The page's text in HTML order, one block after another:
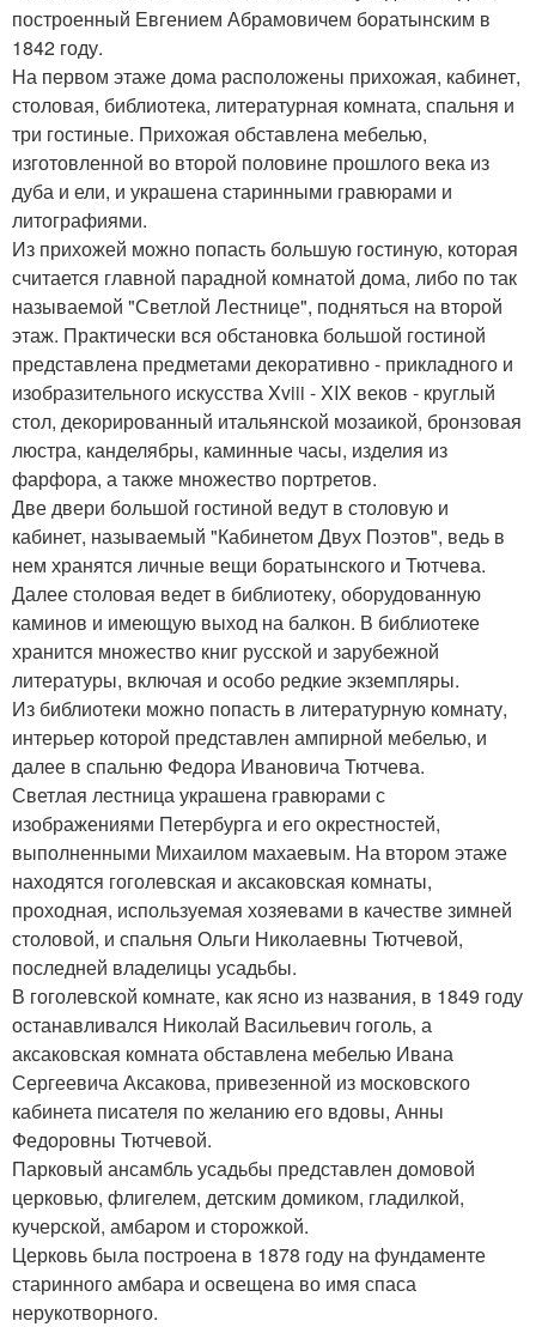
построенный Евгением Абрамовичем боратынским в
1842 году.
На первом этаже дома расположены прихожая, кабинет,
столовая, библиотека, литературная комната, спальня и
три гостиные. Прихожая обставлена мебелью,
изготовленной во второй половине прошлого века из
дуба и ели, и украшена старинными гравюрами и
литографиями.
Из прихожей можно попасть большую гостиную, которая
считается главной парадной комнатой дома, либо по так
называемой "Светлой Лестнице", подняться на второй
этаж. Практически вся обстановка большой гостиной
представлена предметами декоративно - прикладного и
изобразительного искусства Xviii - XIX веков - круглый
стол, декорированный итальянской мозаикой, бронзовая
люстра, канделябры, каминные часы, изделия из
фарфора, а также множество портретов.
Две двери большой гостиной ведут в столовую и
кабинет, называемый "Кабинетом Двух Поэтов", ведь в
нем хранятся личные вещи боратынского и Тютчева.
Далее столовая ведет в библиотеку, оборудованную
каминов и имеющую выход на балкон. В библиотеке
хранится множество книг русской и зарубежной
литературы, включая и особо редкие экземпляры.
Из библиотеки можно попасть в литературную комнату,
интерьер которой представлен ампирной мебелью, и
далее в спальню Федора Ивановича Тютчева.
Светлая лестница украшена гравюрами с
изображениями Петербурга и его окрестностей,
выполненными Михаилом махаевым. На втором этаже
находятся гоголевская и аксаковская комнаты,
проходная, используемая хозяевами в качестве зимней
столовой, и спальня Ольги Николаевны Тютчевой,
последней владелицы усадьбы.
В гоголевской комнате, как ясно из названия, в 1849 году
останавливался Николай Васильевич гоголь, а
аксаковская комната обставлена мебелью Ивана
Сергеевича Аксакова, привезенной из московского
кабинета писателя по желанию его вдовы, Анны
Федоровны Тютчевой.
Парковый ансамбль усадьбы представлен домовой
церковью, флигелем, детским домиком, гладилкой,
кучерской, амбаром и сторожкой.
Церковь была построена в 1878 году на фундаменте
старинного амбара и освещена во имя спаса
нерукотворного.